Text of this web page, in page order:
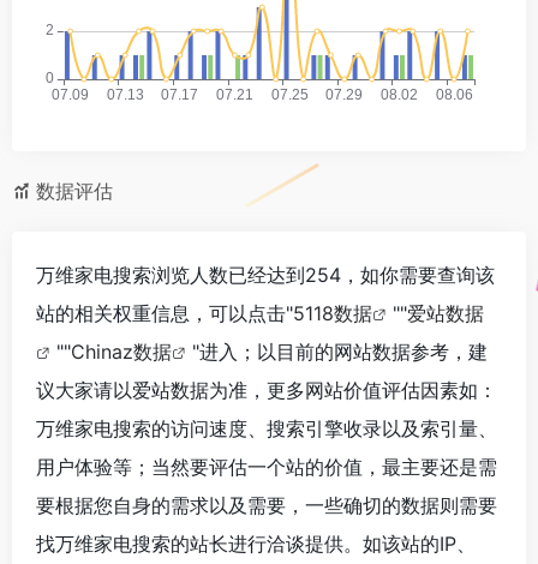
数据评估
万维家电搜索浏览人数已经达到254，如你需要查询该
站的相关权重信息，可以点击"5118数据 ""爱站数据
""Chinaz数据
"进入；以目前的网站数据参考，建
议大家请以爱站数据为准，更多网站价值评估因素如：
万维家电搜索的访问速度、搜索引擎收录以及索引量、
用户体验等；当然要评估一个站的价值，最主要还是需
要根据您自身的需求以及需要，一些确切的数据则需要
找万维家电搜索的站长进行洽谈提供。如该站的IP、